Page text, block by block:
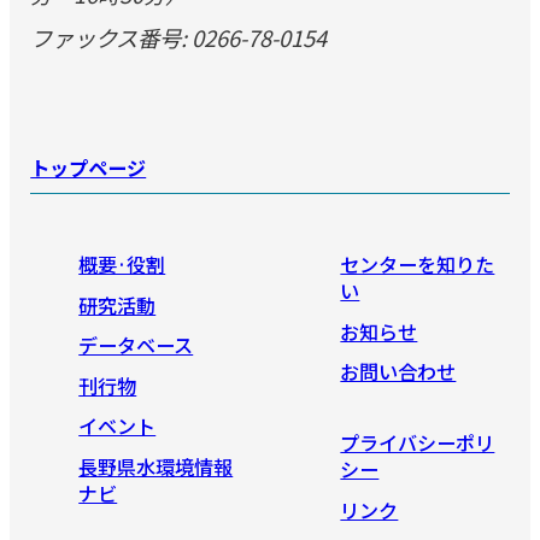
ファックス番号: 0266-78-0154
トップページ
概要·役割
研究活動
データベース
刊行物
イベント
長野県水環境情報
ナビ
センターを知りた
い
お知らせ
お問い合わせ
プライバシーポリ
シー
リンク